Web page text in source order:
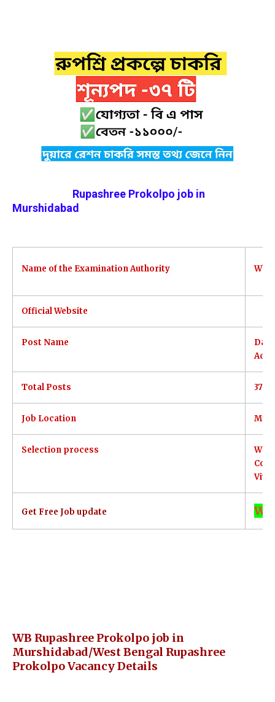
Rupashree Prokolpo job in
Murshidabad
Name of the Examination Authority Wb
Official Website
Post Name
Total Posts 37
Job Location
Selection process
Viva
Get Free Job update
WB Rupashree Prokolpo job in
Murshidabad/West Bengal Rupashree
Prokolpo Vacancy Details